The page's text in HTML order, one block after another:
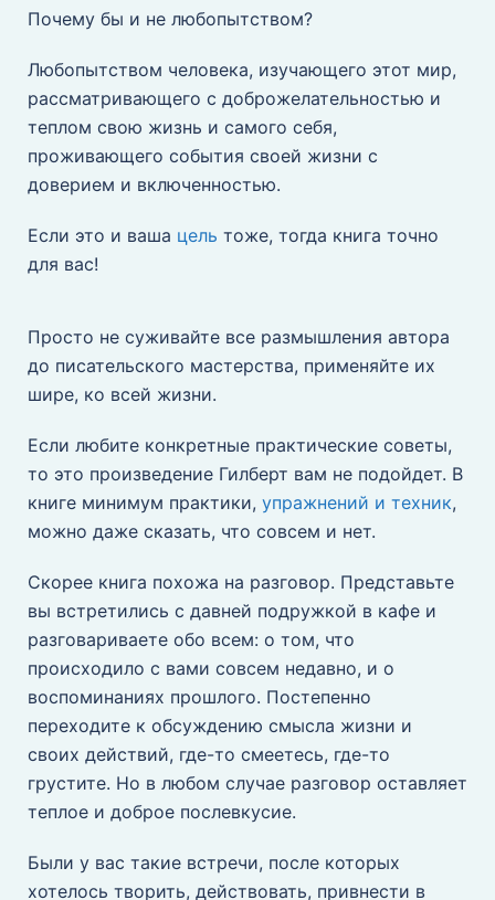
Почему бы и не любопытством?
Любопытством человека, изучающего этот мир,
рассматривающего с доброжелательностью и
теплом свою жизнь и самого себя,
проживающего события своей жизни с
доверием и включенностью.
Если это и ваша цель тоже, тогда книга точно
для вас!
Просто не суживайте все размышления автора
до писательского мастерства, применяйте их
шире, ко всей жизни.
Если любите конкретные практические советы,
то это произведение Гилберт вам не подойдет. В
книге минимум практики, упражнений и техник,
можно даже сказать, что совсем и нет.
Скорее книга похожа на разговор. Представьте
вы встретились с давней подружкой в кафе и
разговариваете обо всем: о том, что
происходило с вами совсем недавно, и о
воспоминаниях прошлого. Постепенно
переходите к обсуждению смысла жизни и
своих действий, где-то смеетесь, где-то
грустите. Но в любом случае разговор оставляет
теплое и доброе послевкусие.
Были у вас такие встречи, после которых
хотелось творить, действовать, привнести в